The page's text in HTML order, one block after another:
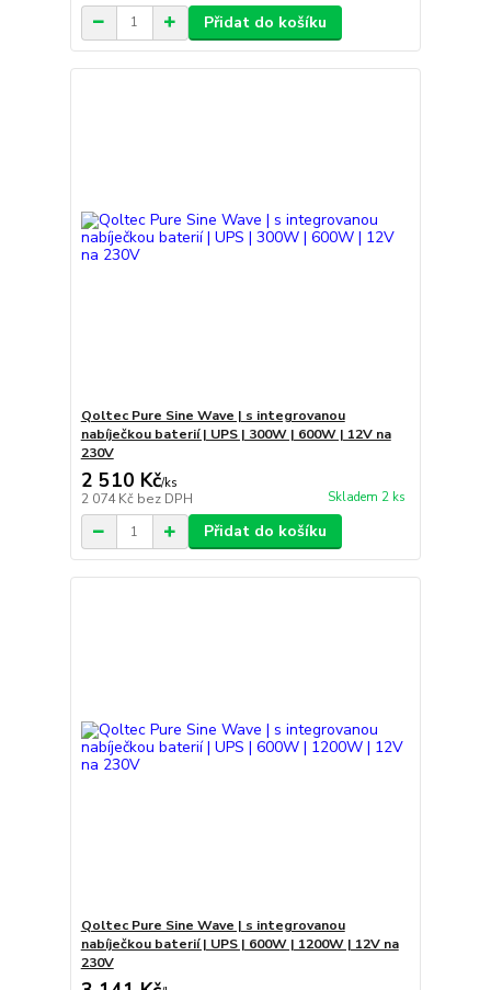
Přidat do košíku
Qoltec Pure Sine Wave | s integrovanou
nabíječkou baterií | UPS | 300W | 600W | 12V na
230V
2 510 Kč/ks
2 074 Kč bez DPH Skladem 2 ks
Přidat do košíku
Qoltec Pure Sine Wave | s integrovanou
nabíječkou baterií | UPS | 600W | 1200W | 12V na
230V